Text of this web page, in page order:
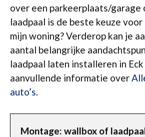
over een parkeerplaats/
laadpaal is de beste keuze
mijn woning? Verderop kan je
aantal belangrijke
laadpaal laten installeren in
aanvullende informatie over
auto’s.
Montage: wallbox of